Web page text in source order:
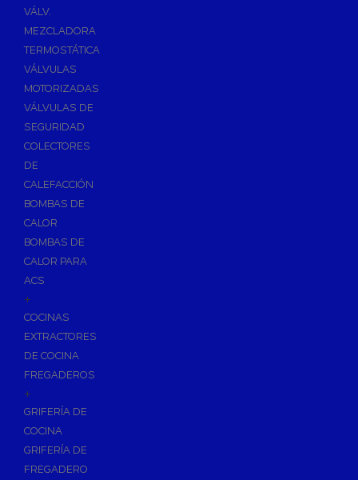
VÁLV.
MEZCLADORA
TERMOSTÁTICA
VÁLVULAS
MOTORIZADAS
VÁLVULAS DE
SEGURIDAD
COLECTORES
DE
CALEFACCIÓN
BOMBAS DE
CALOR
BOMBAS DE
CALOR PARA
ACS
+
COCINAS
EXTRACTORES
DE COCINA
FREGADEROS
+
GRIFERÍA DE
COCINA
GRIFERÍA DE
FREGADERO